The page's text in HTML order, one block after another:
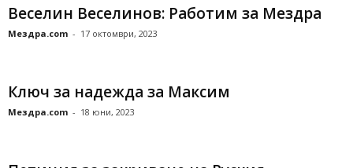
Веселин Веселинов: Работим за Мездра
Мездра.com - 17 октомври, 2023
Ключ за надежда за Максим
Мездра.com - 18 юни, 2023